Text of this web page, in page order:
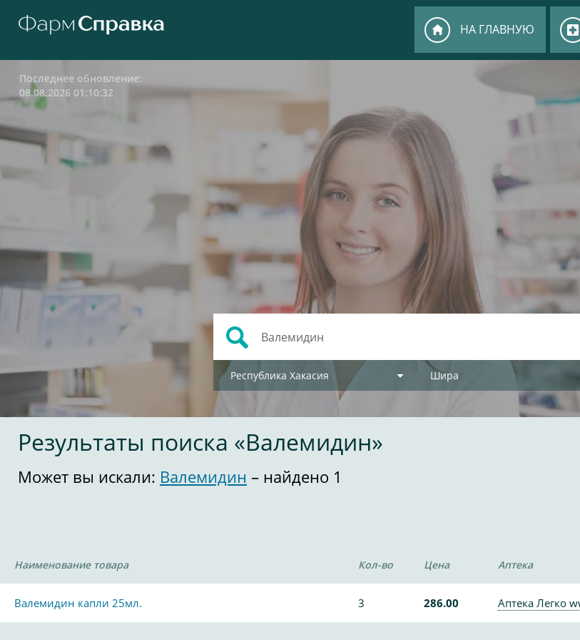
НА ГЛАВНУЮ
Последнее обновление:
08.08.2026 01:10:32
Республика Хакасия Шира
Результаты поиска «Валемидин»
Может вы искали: Валемидин – найдено 1
Наименование товара Кол-во Цена Аптека
Валемидин капли 25мл. 3 286.00 Аптека Легко